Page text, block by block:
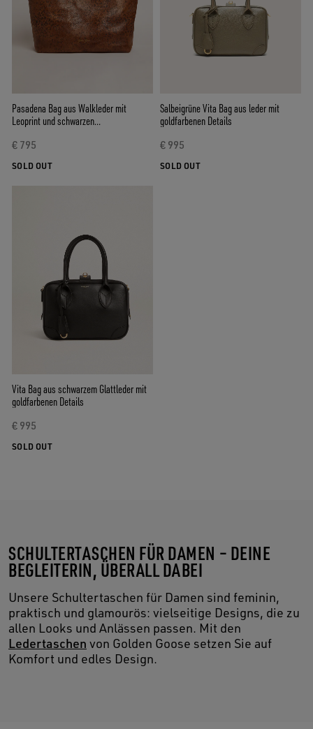
Pasadena Bag aus Walkleder mit
Leoprint und schwarzen
€ 795
SOLD OUT
Salbeigrüne Vita Bag aus leder mit
goldfarbenen Details
€ 995
SOLD OUT
Vita Bag aus schwarzem Glattleder mit
goldfarbenen Details
€ 995
SOLD OUT
SCHULTERTASCHEN FÜR DAMEN – DEINE
BEGLEITERIN, ÜBERALL DABEI
Unsere Schultertaschen für Damen sind feminin,
praktisch und glamourös: vielseitige Designs, die zu
allen Looks und Anlässen passen. Mit den
Ledertaschen von Golden Goose setzen Sie auf
Komfort und edles Design.